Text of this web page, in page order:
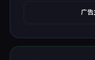
广